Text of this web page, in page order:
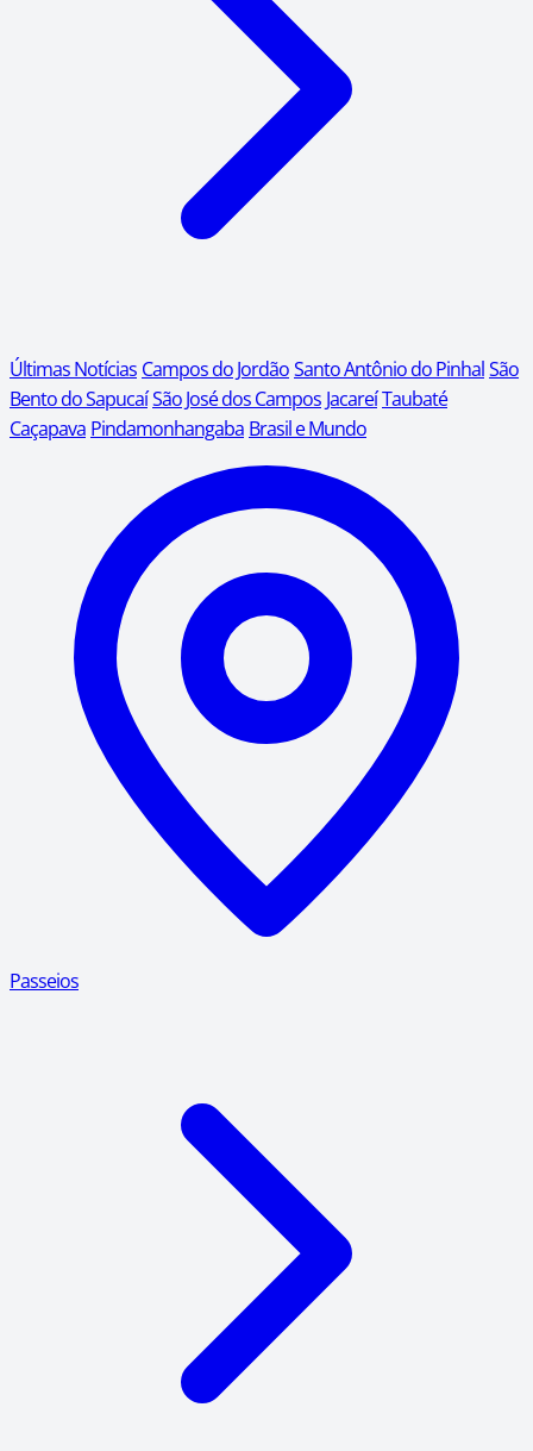
Últimas Notícias Campos do JordãoSanto Antônio do PinhalSão
Bento do SapucaíSão José dos Campos JacareíTaubaté
Caçapava Pindamonhangaba Brasil e Mundo
Passeios